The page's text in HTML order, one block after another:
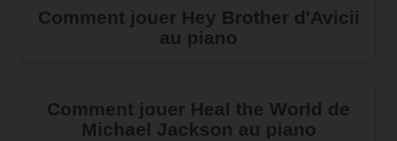
Comment jouer Hey Brother d'Avicii
au piano
Comment jouer Heal the World de
Michael Jackson au piano